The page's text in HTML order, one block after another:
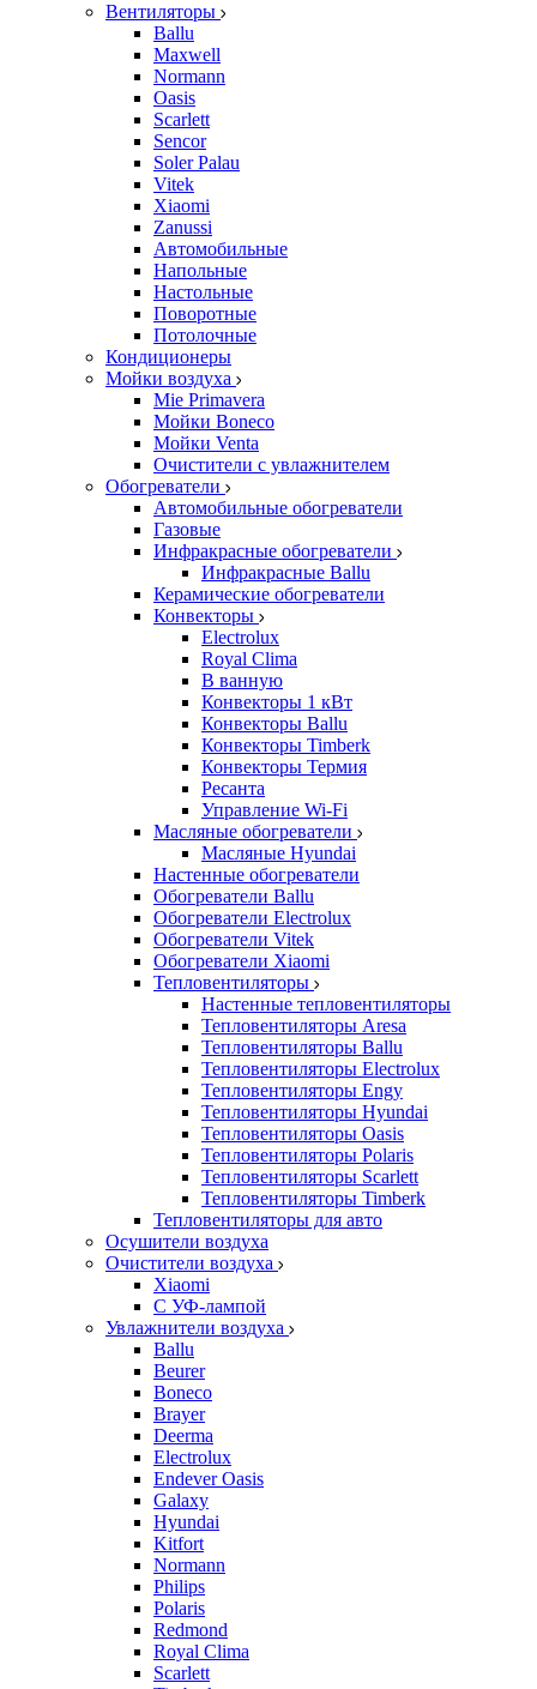
Вентиляторы
Ballu
Maxwell
Normann
Oasis
Scarlett
Sencor
Soler Palau
Vitek
Xiaomi
Zanussi
Автомобильные
Напольные
Настольные
Поворотные
Потолочные
Кондиционеры
Мойки воздуха
Mie Primavera
Мойки Boneco
Мойки Venta
Очистители с увлажнителем
Обогреватели
Автомобильные обогреватели
Газовые
Инфракрасные обогреватели
Инфракрасные Ballu
Керамические обогреватели
Конвекторы
Electrolux
Royal Clima
В ванную
Конвекторы 1 кВт
Конвекторы Ballu
Конвекторы Timberk
Конвекторы Термия
Ресанта
Управление Wi-Fi
Масляные обогреватели
Масляные Hyundai
Настенные обогреватели
Обогреватели Ballu
Обогреватели Electrolux
Обогреватели Vitek
Обогреватели Xiaomi
Тепловентиляторы
Настенные тепловентиляторы
Тепловентиляторы Aresa
Тепловентиляторы Ballu
Тепловентиляторы Electrolux
Тепловентиляторы Engy
Тепловентиляторы Hyundai
Тепловентиляторы Oasis
Тепловентиляторы Polaris
Тепловентиляторы Scarlett
Тепловентиляторы Timberk
Тепловентиляторы для авто
Осушители воздуха
Очистители воздуха
Xiaomi
С УФ-лампой
Увлажнители воздуха
Ballu
Beurer
Boneco
Brayer
Deerma
Electrolux
Endever Oasis
Galaxy
Hyundai
Kitfort
Normann
Philips
Polaris
Redmond
Royal Clima
Scarlett